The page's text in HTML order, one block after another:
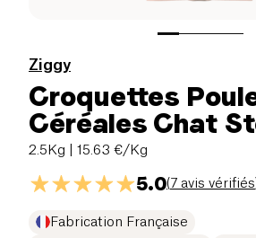
Ziggy
Croquettes
Céréales Chat
2.5Kg | 15.63 €/Kg
5.0(7 avis vérifiés
Fabrication Française